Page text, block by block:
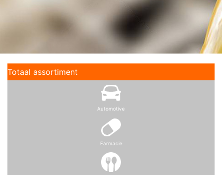
Totaal assortiment
Automotive
Farmacie